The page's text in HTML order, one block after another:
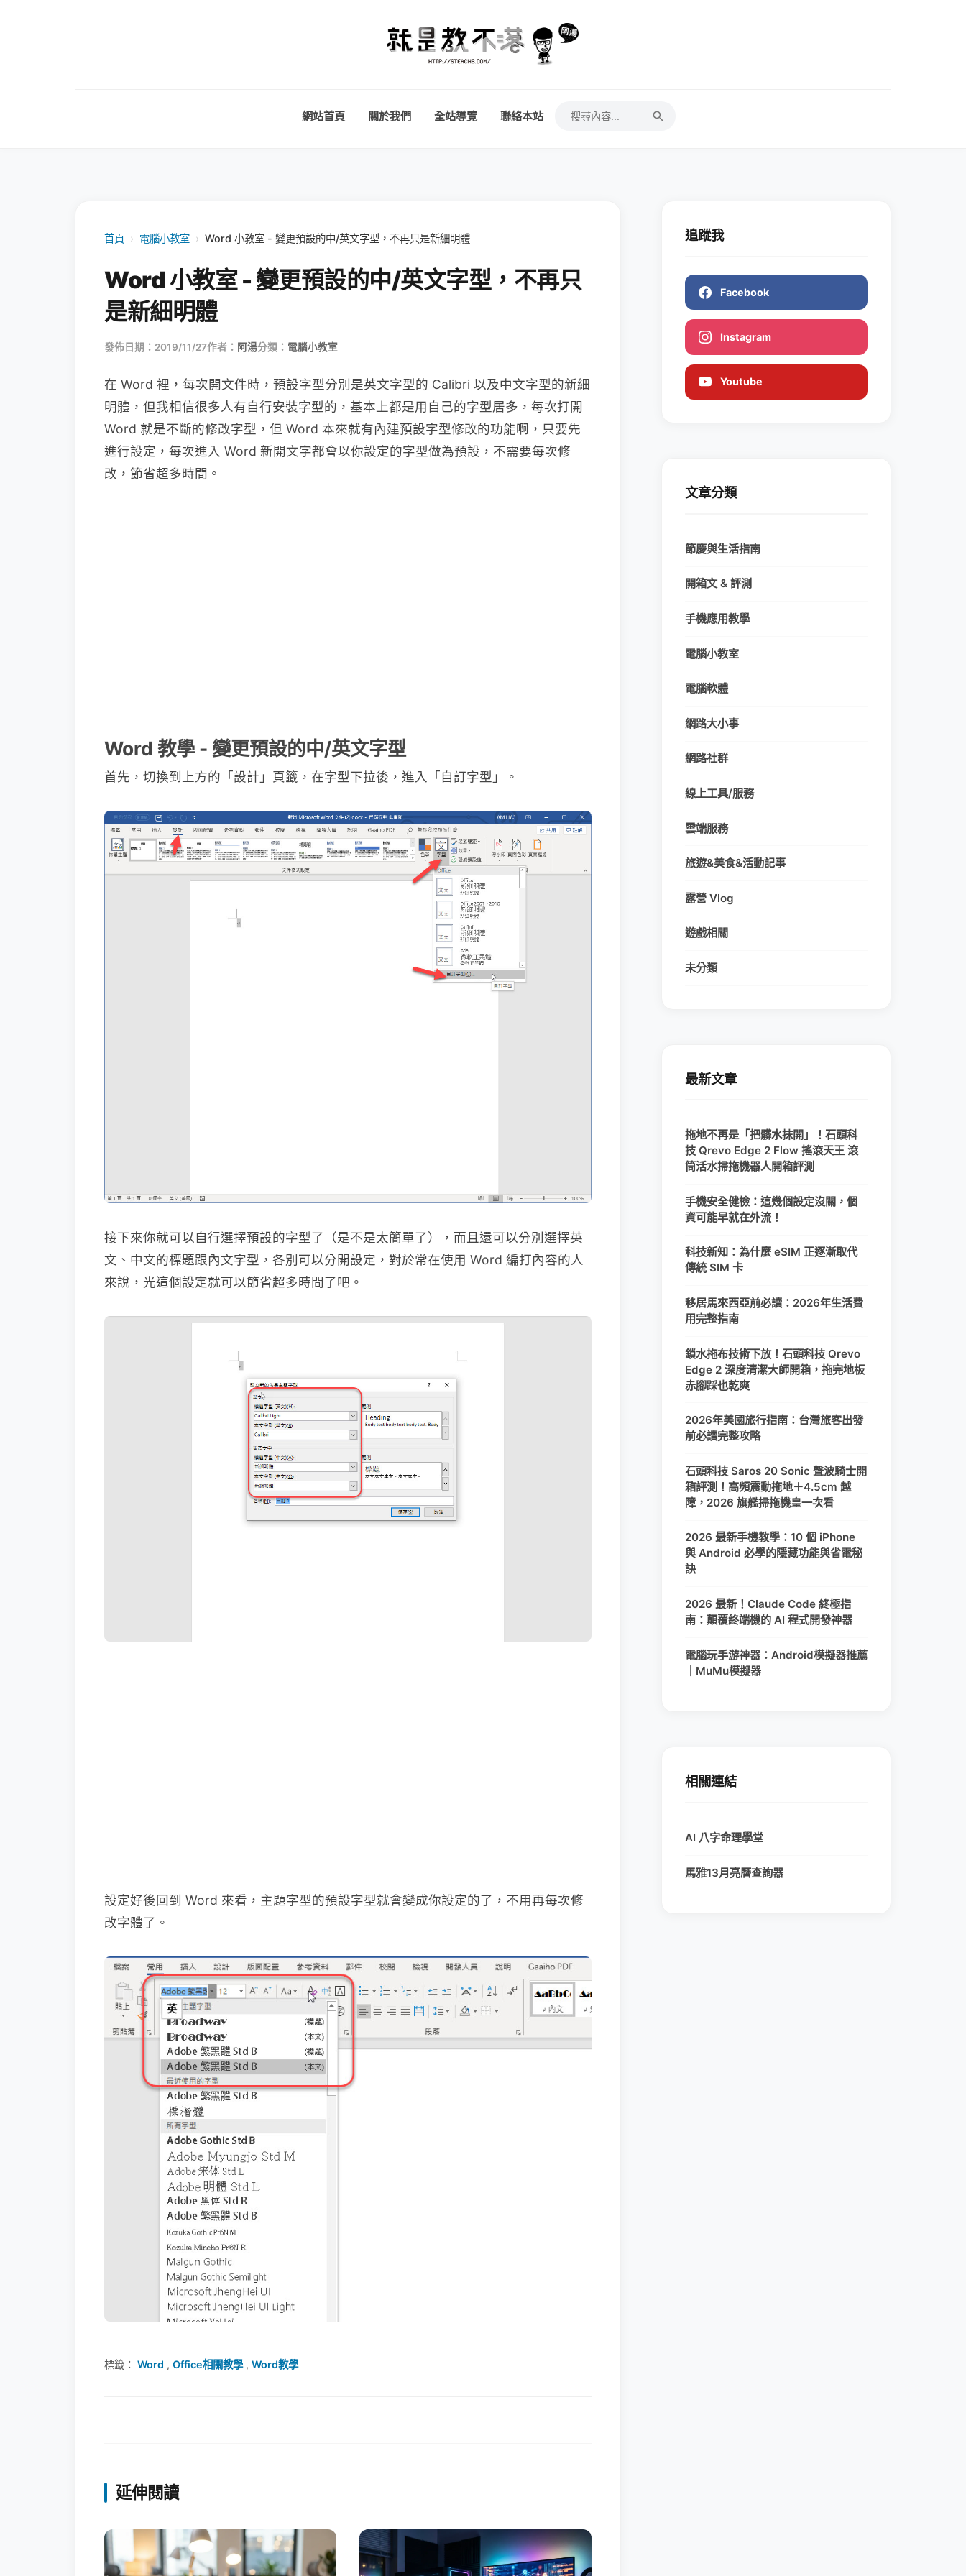
網站首頁 關於我們 全站導覽 聯絡本站
首頁 › 電腦小教室 › Word 小教室 - 變更預設的中/英文字型，不再只是新細明體
Word 小教室 - 變更預設的中/英文字型，不再只
是新細明體
發佈日期：2019/11/27作者： 阿湯分類： 電腦小教室
在 Word 裡，每次開文件時，預設字型分別是英文字型的 Calibri 以及中文字型的新細
明體，但我相信很多人有自行安裝字型的，基本上都是用自己的字型居多，每次打開
Word 就是不斷的修改字型，但 Word 本來就有內建預設字型修改的功能啊，只要先
進行設定，每次進入 Word 新開文字都會以你設定的字型做為預設，不需要每次修
改，節省超多時間。
Word 教學 - 變更預設的中/英文字型
首先，切換到上方的「設計」頁籤，在字型下拉後，進入「自訂字型」。
接下來你就可以自行選擇預設的字型了（是不是太簡單了），而且還可以分別選擇英
文、中文的標題跟內文字型，各別可以分開設定，對於常在使用 Word 編打內容的人
來說，光這個設定就可以節省超多時間了吧。
設定好後回到 Word 來看，主題字型的預設字型就會變成你設定的了，不用再每次修
改字體了。
標籤： Word , Office相關教學, Word教學
延伸閱讀
追蹤我
Facebook
Instagram
Youtube
文章分類
節慶與生活指南
開箱文 & 評測
手機應用教學
電腦小教室
電腦軟體
網路大小事
網路社群
線上工具/服務
雲端服務
旅遊&美食&活動記事
露營 Vlog
遊戲相關
未分類
最新文章
拖地不再是「把髒水抹開」！石頭科
技 Qrevo Edge 2 Flow 搖滾天王 滾
筒活水掃拖機器人開箱評測
手機安全健檢：這幾個設定沒關，個
資可能早就在外流！
科技新知：為什麼 eSIM 正逐漸取代
傳統 SIM 卡
移居馬來西亞前必讀：2026年生活費
用完整指南
鎖水拖布技術下放！石頭科技 Qrevo
Edge 2 深度清潔大師開箱，拖完地板
赤腳踩也乾爽
2026年美國旅行指南：台灣旅客出發
前必讀完整攻略
石頭科技 Saros 20 Sonic 聲波騎士開
箱評測！高頻震動拖地＋4.5cm 越
障，2026 旗艦掃拖機皇一次看
2026 最新手機教學：10 個 iPhone
與 Android 必學的隱藏功能與省電秘
訣
2026 最新！Claude Code 終極指
南：顛覆終端機的 AI 程式開發神器
電腦玩手游神器：Android模擬器推薦
｜MuMu模擬器
相關連結
AI 八字命理學堂
馬雅13月亮曆查詢器